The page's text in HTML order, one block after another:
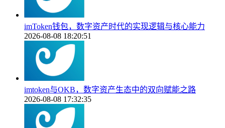
imToken钱包，数字资产时代的实现逻辑与核心能力
2026-08-08 18:20:51
imtoken与OKB，数字资产生态中的双向赋能之路
2026-08-08 17:32:35